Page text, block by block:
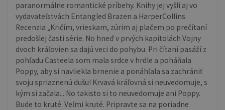
paranormálne romantické príbehy. Knihy jej vyšli aj vo
vydavateľstvách Entangled Brazen a HarperCollins.
Recenzia „Kričím, vrieskam, zúrim aj plačem po prečítaní
predošlej časti série. No hneď v prvých kapitolách Vojny
dvoch kráľovien sa dajú veci do pohybu. Pri čítaní pasáží z
pohľadu Casteela som mala srdce v hrdle a poháňala
Poppy, aby si navliekla brnenie a ponáhľala sa zachrániť
svoju spriaznenú dušu! Krvavá kráľovná si neuvedomuje, s
kým si začala... No takisto si to neuvedomuje ani Poppy.
Bude to kruté. Veľmi kruté. Pripravte sa na poriadne